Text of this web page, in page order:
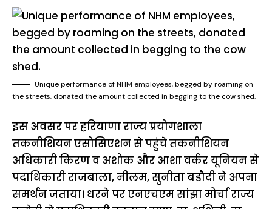
Unique performance of NHM employees, begged by roaming on
the streets, donated the amount collected in begging to the cow shed.
इस अवसर पर हरियाणा राज्य प्रयोगशाला
तकनीशियन एसोसिएशन से पहुंचे तकनीशियन
अधिकारी किरण व अशोक और आशा वर्कर यूनियन से
पदाधिकारी राजबाला, नीलम, सुनीता बडौदी ने अपना
समर्थन जताया। धरने पर एनएचएम सांझा मोर्चा राज्य